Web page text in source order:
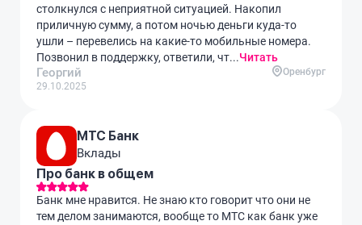
столкнулся с неприятной ситуацией. Накопил
приличную сумму, а потом ночью деньги куда-то
ушли – перевелись на какие-то мобильные номера.
Позвонил в поддержку, ответили, чт...Читать
Георгий
29.10.2025
Оренбург
МТС Банк
Вклады
Про банк в общем
Банк мне нравится. Не знаю кто говорит что они не
тем делом занимаются, вообще то МТС как банк уже